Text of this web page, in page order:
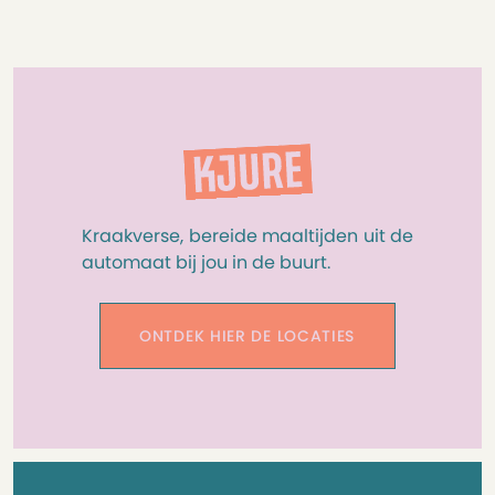
Kraakverse, bereide maaltijden uit de
automaat bij jou in de buurt.
ONTDEK HIER DE LOCATIES